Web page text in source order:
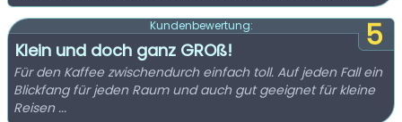
5
Kundenbewertung:
Klein und doch ganz GROß!
Für den Kaffee zwischendurch einfach toll. Auf jeden Fall ein
Blickfang für jeden Raum und auch gut geeignet für kleine
Reisen ...